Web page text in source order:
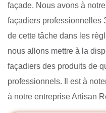
façade. Nous avons à
façadiers professionnelles
de cette tâche dans les
nous allons mettre à la
façadiers des produits de
professionnels. Il est à
à notre entreprise Artisan